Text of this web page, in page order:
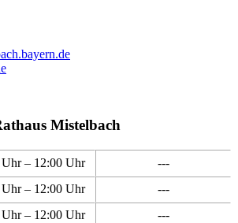
Mistelbach
– 12:00 Uhr
---
– 12:00 Uhr
---
– 12:00 Uhr
---